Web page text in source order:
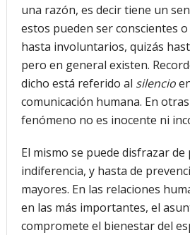
una razón, es decir tiene un
estos pueden ser conscientes
hasta involuntarios, quizás
pero en general existen.
dicho está referido al silencio
comunicación humana. En
fenómeno no es inocente ni
El mismo se puede disfrazar de
indiferencia, y hasta de
mayores. En las relaciones
en las más importantes, el
compromete el bienestar del